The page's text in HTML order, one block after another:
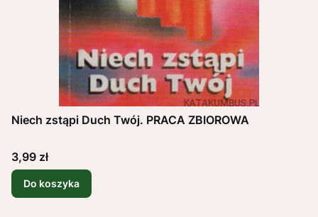
Niech zstąpi Duch Twój. PRACA ZBIOROWA
Cena
3,99 zł
Do koszyka